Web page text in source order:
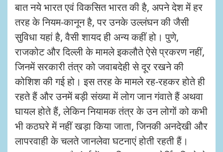
बात नये भारत एवं विकसित भारत की है, अपने देश में हर
तरह के नियम-कानून है, पर उनके उल्लंघन की जैसी
सुविधा यहां है, वैसी शायद ही अन्य कहीं हो। पुणे,
राजकोट और दिल्ली के मामले इकलौते ऐसे प्रकरण नहीं,
जिनमें सरकारी तंत्र को जवाबदेही से दूर रखने की
कोशिश की गई हो। इस तरह के मामले रह-रहकर होते ही
रहते हैं और उनमें बड़ी संख्या में लोग जान गंवाते हैं अथवा
घायल होते हैं, लेकिन नियामक तंत्र के उन लोगों को कभी
भी कठघरे में नहीं खड़ा किया जाता, जिनकी अनदेखी और
लापरवाही के चलते जानलेवा घटनाएं होती रहती हैं।